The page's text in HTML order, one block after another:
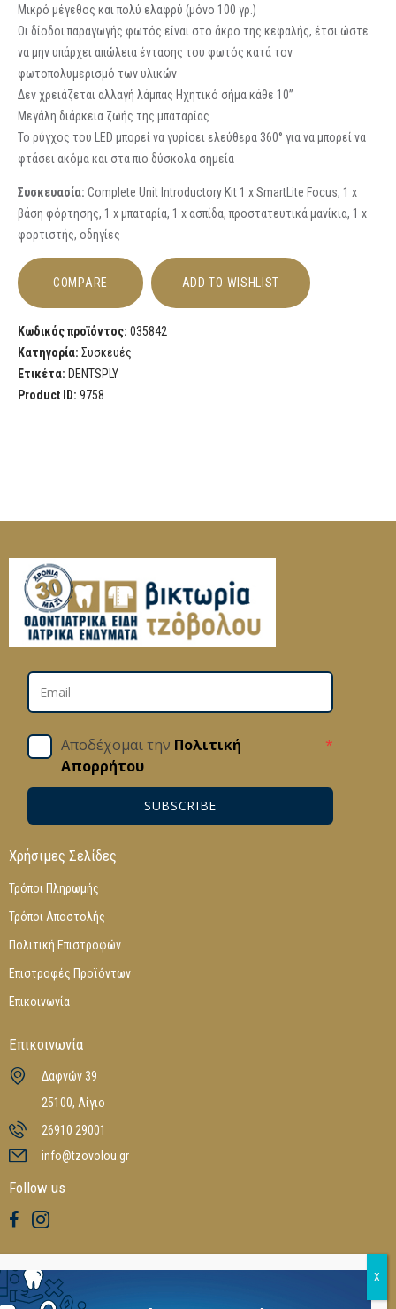
Μικρό μέγεθος και πολύ ελαφρύ (μόνο 100 γρ.)
Οι δίοδοι παραγωγής φωτός είναι στο άκρο της κεφαλής, έτσι ώστε
να μην υπάρχει απώλεια έντασης του φωτός κατά τον
φωτοπολυμερισμό των υλικών
Δεν χρειάζεται αλλαγή λάμπας Ηχητικό σήμα κάθε 10”
Μεγάλη διάρκεια ζωής της μπαταρίας
Το ρύγχος του LED μπορεί να γυρίσει ελεύθερα 360° για να μπορεί να
φτάσει ακόμα και στα πιο δύσκολα σημεία
Συσκευασία: Complete Unit Introductory Kit 1 x SmartLite Focus, 1 x
βάση φόρτησης, 1 x μπαταρία, 1 x ασπίδα, προστατευτικά μανίκια, 1 x
φορτιστής, οδηγίες
COMPARE ADD TO WISHLIST
Κωδικός προϊόντος: 035842
Κατηγορία: Συσκευές
Ετικέτα: DENTSPLY
Product ID: 9758
Αποδέχομαι την Πολιτική
Απορρήτου
*
SUBSCRIBE
Χρήσιμες Σελίδες
Τρόποι Πληρωμής
Τρόποι Αποστολής
Πολιτική Επιστροφών
Επιστροφές Προϊόντων
Επικοινωνία
Επικοινωνία
Δαφνών 39
25100, Αίγιο
26910 29001
info@tzovolou.gr
Follow us
Ξεφυλλίστε τους online καταλόγους μας